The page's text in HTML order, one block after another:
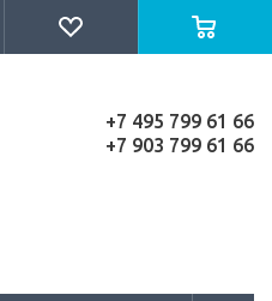
+7 495 799 61 66
+7 903 799 61 66